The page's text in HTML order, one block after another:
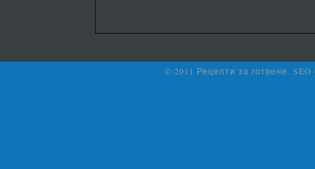
© 2011 Рецепти за готвене.